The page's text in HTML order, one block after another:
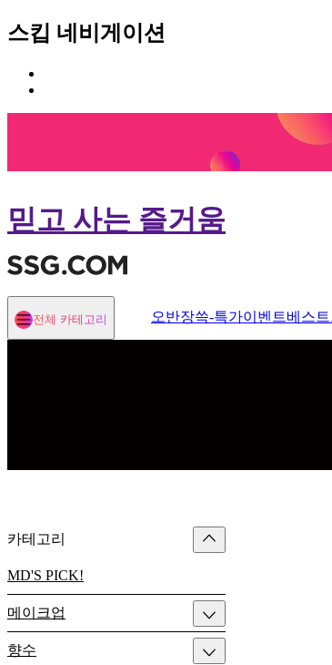
스킵 네비게이션
고
뉴
로
가
문
가
믿고 사는 즐거움
전체 카테고리 오반장쓱-특가이벤트베스트
카테고리
MD'S PICK!
메이크업
향수